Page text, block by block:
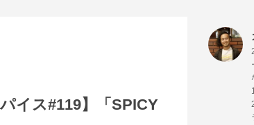
イス#119】「SPICY